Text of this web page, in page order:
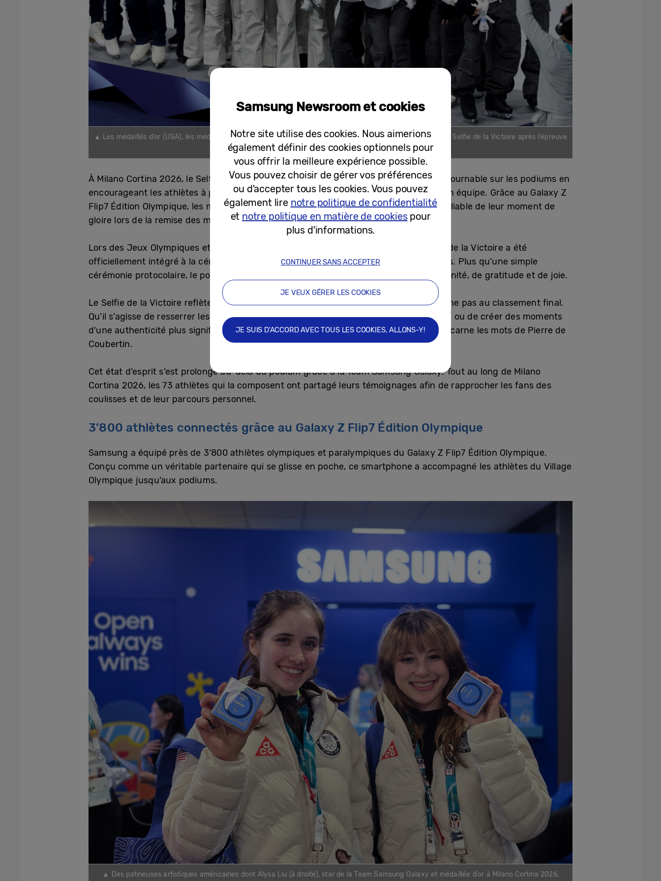
▲ Les médaillés d’or (USA), les médaillés d’argent (Japon) et les médaillés de bronze (Italie) posent pour un le Selfie de la Victoire après l’épreuve
de patinage artistique par équipe. (Photo : Andreas Rentz/Getty Images)
À Milano Cortina 2026, le Selfie de la Victoire s’est imposé comme une tradition incontournable sur les podiums en
encourageant les athlètes à partager leurs émotions – qu’ils soient seuls, en duo ou en équipe. Grâce au Galaxy Z
Flip7 Édition Olympique, les médaillés ont eu la possibilité de garder un souvenir inoubliable de leur moment de
gloire lors de la remise des médailles.
Lors des Jeux Olympiques et Paralympiques d’Hiver de Milano Cortina 2026, le Selfie de la Victoire a été
officiellement intégré à la cérémonie de remise des médailles pour toutes les épreuves. Plus qu’une simple
cérémonie protocolaire, le podium olympique devient ainsi un moment de partage, d’unité, de gratitude et de joie.
Le Selfie de la Victoire reflète également l’esprit d’ouverture des Jeux, qui ne se résume pas au classement final.
Qu’il s’agisse de resserrer les liens entre fans et athlètes, de promouvoir l’esprit sportif ou de créer des moments
d’une authenticité plus significative que de simples résultats, le Selfie de la Victoire incarne les mots de Pierre de
Coubertin.
Cet état d’esprit s’est prolongé au-delà du podium grâce à la Team Samsung Galaxy. Tout au long de Milano
Cortina 2026, les 73 athlètes qui la composent ont partagé leurs témoignages afin de rapprocher les fans des
coulisses et de leur parcours personnel.
3’800 athlètes connectés grâce au Galaxy Z Flip7 Édition Olympique
Samsung a équipé près de 3’800 athlètes olympiques et paralympiques du Galaxy Z Flip7 Édition Olympique.
Conçu comme un véritable partenaire qui se glisse en poche, ce smartphone a accompagné les athlètes du Village
Olympique jusqu’aux podiums.
▲ Des patineuses artistiques américaines dont Alysa Liu (à droite), star de la Team Samsung Galaxy et médaillée d’or à Milano Cortina 2026,
Samsung Newsroom et cookies
Notre site utilise des cookies. Nous aimerions
également définir des cookies optionnels pour
vous offrir la meilleure expérience possible.
Vous pouvez choisir de gérer vos préférences
ou d'accepter tous les cookies. Vous pouvez
également lire notre politique de confidentialité
et notre politique en matière de cookiespour
plus d'informations.
CONTINUER SANS ACCEPTER
JE VEUX GÉRER LES COOKIES
JE SUIS D'ACCORD AVEC TOUS LES COOKIES, ALLONS-Y!